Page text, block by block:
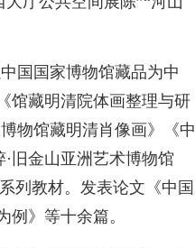
国国家博物馆藏品为中
馆藏明清院体画整理与研
物馆藏明清肖像画》《中
旧金山亚洲艺术博物馆
列教材。发表论文《中国
》等十余篇。